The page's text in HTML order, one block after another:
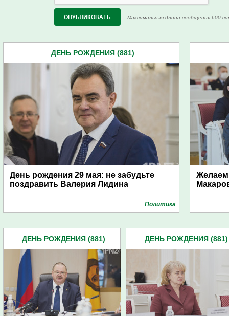
Максимальная длина сообщения 600
ДЕНЬ РОЖДЕНИЯ (881)
День рождения 29 мая: не забудьте
поздравить Валерия Лидина
Политика
Желаем
ДЕНЬ РОЖДЕНИЯ (881) ДЕНЬ РОЖДЕНИЯ (881)